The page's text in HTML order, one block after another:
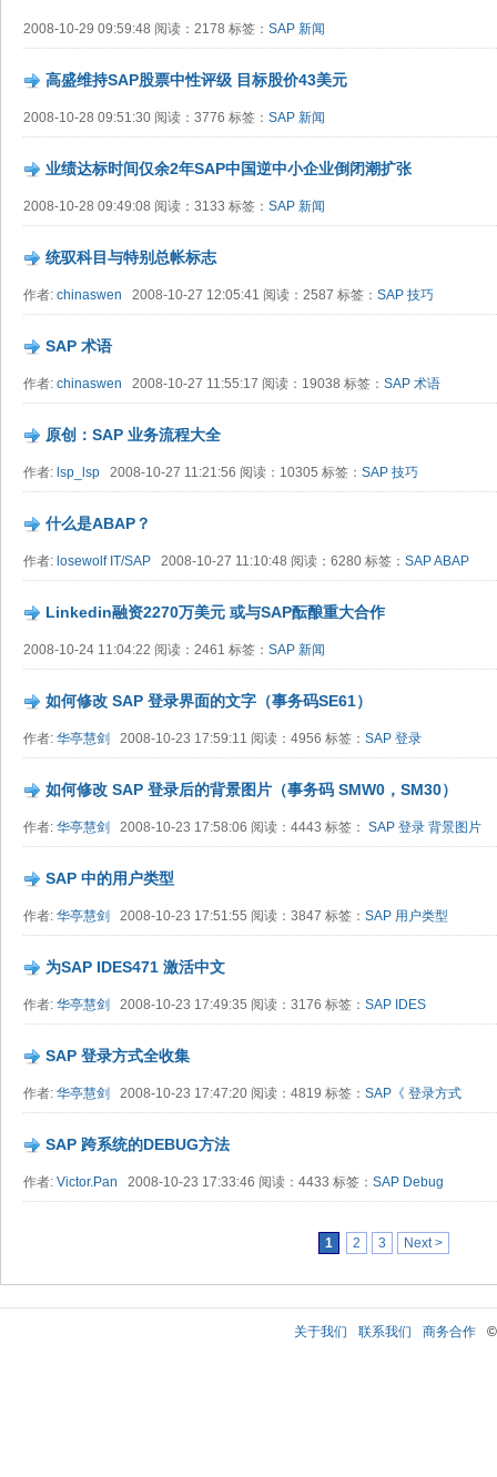
2008-10-29 09:59:48 阅读：2178 标签： SAP 新闻
高盛维持SAP股票中性评级 目标股价43美元
2008-10-28 09:51:30 阅读：3776 标签： SAP 新闻
业绩达标时间仅余2年SAP中国逆中小企业倒闭潮扩张
2008-10-28 09:49:08 阅读：3133 标签： SAP 新闻
统驭科目与特别总帐标志
作者: chinaswen 2008-10-27 12:05:41 阅读：2587 标签： SAP 技巧
SAP 术语
作者: chinaswen 2008-10-27 11:55:17 阅读：19038 标签： SAP 术语
原创：SAP 业务流程大全
作者: lsp_lsp 2008-10-27 11:21:56 阅读：10305 标签： SAP 技巧
什么是ABAP？
作者: losewolf IT/SAP 2008-10-27 11:10:48 阅读：6280 标签： SAPABAP
Linkedin融资2270万美元 或与SAP酝酿重大合作
2008-10-24 11:04:22 阅读：2461 标签： SAP 新闻
如何修改 SAP 登录界面的文字（事务码SE61）
作者: 华亭慧剑 2008-10-23 17:59:11 阅读：4956 标签： SAP 登录
如何修改 SAP 登录后的背景图片（事务码 SMW0，SM30）
作者: 华亭慧剑 2008-10-23 17:58:06 阅读：4443 标签： SAP 登录 背景图片
SAP 中的用户类型
作者: 华亭慧剑 2008-10-23 17:51:55 阅读：3847 标签： SAP 用户类型
为SAP IDES471 激活中文
作者: 华亭慧剑 2008-10-23 17:49:35 阅读：3176 标签： SAP IDES
SAP 登录方式全收集
作者: 华亭慧剑 2008-10-23 17:47:20 阅读：4819 标签： SAP《 登录方式
SAP 跨系统的DEBUG方法
作者: Victor.Pan 2008-10-23 17:33:46 阅读：4433 标签： SAP Debug
1 2 3 Next >
关于我们 联系我们 商务合作